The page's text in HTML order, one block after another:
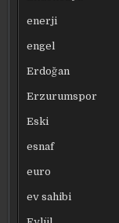
enerji
engel
Erdoğan
Erzurumspor
Eski
esnaf
euro
ev sahibi